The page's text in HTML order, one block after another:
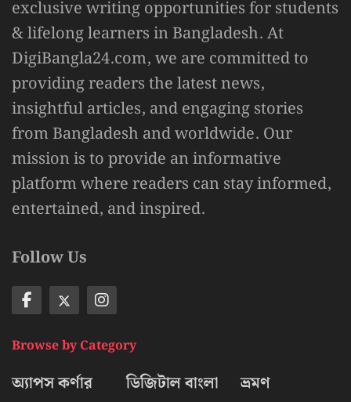
exclusive writing opportunities for students
& lifelong learners in Bangladesh. At
DigiBangla24.com, we are committed to
providing readers the latest news,
insightful articles, and engaging stories
from Bangladesh and worldwide. Our
mission is to provide an informative
platform where readers can stay informed,
entertained, and inspired.
Follow Us
Browse by Category
অ্যাপস কর্ণার
ডিজিটাল বাংলা
ভ্রমণ